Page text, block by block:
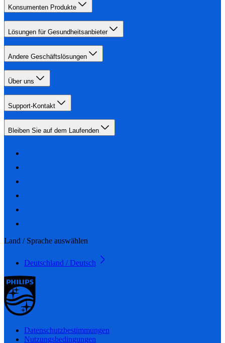
Konsumenten Produkte
Lösungen für Gesundheitsanbieter
Andere Geschäftslösungen
Über uns
Support-Kontakt
Bleiben Sie auf dem Laufenden
Land / Sprache auswählen
Deutschland / Deutsch
Datenschutzbestimmungen
Nutzungsbedingungen